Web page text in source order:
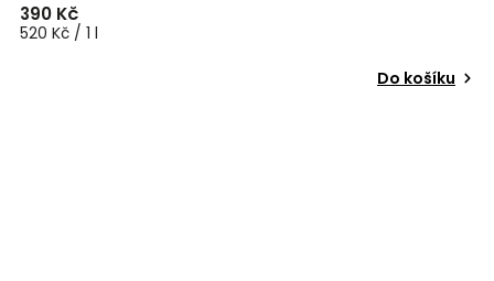
390 Kč
520 Kč / 1 l
Do košíku